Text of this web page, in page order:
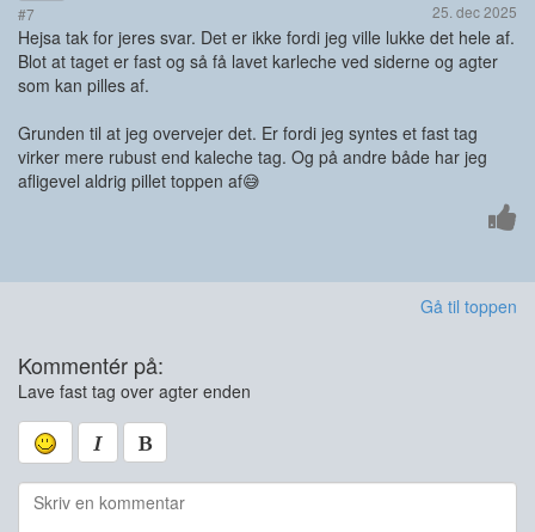
#7 25. dec 2025
Hejsa tak for jeres svar. Det er ikke fordi jeg ville lukke det hele af.
Blot at taget er fast og så få lavet karleche ved siderne og agter
som kan pilles af.
Grunden til at jeg overvejer det. Er fordi jeg syntes et fast tag
virker mere rubust end kaleche tag. Og på andre både har jeg
afligevel aldrig pillet toppen af😅
Gå til toppen
Kommentér på:
Lave fast tag over agter enden